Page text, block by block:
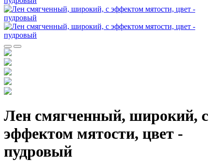
Лен смягченный, широкий, с
эффектом мятости, цвет -
пудровый